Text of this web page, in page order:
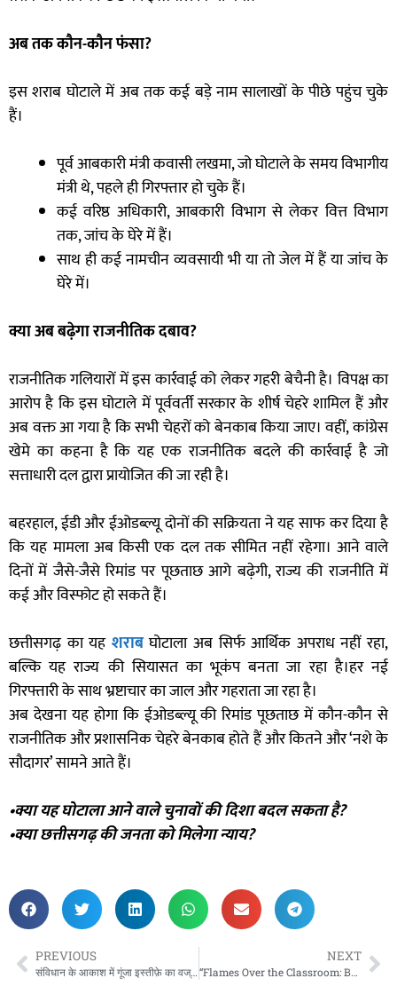
अब तक कौन-कौन फंसा?
इस शराब घोटाले में अब तक कई बड़े नाम सालाखों के पीछे पहुंच चुके
हैं।
पूर्व आबकारी मंत्री कवासी लखमा, जो घोटाले के समय विभागीय
मंत्री थे, पहले ही गिरफ्तार हो चुके हैं।
कई वरिष्ठ अधिकारी, आबकारी विभाग से लेकर वित्त विभाग
तक, जांच के घेरे में हैं।
साथ ही कई नामचीन व्यवसायी भी या तो जेल में हैं या जांच के
घेरे में।
क्या अब बढ़ेगा राजनीतिक दबाव?
राजनीतिक गलियारों में इस कार्रवाई को लेकर गहरी बेचैनी है। विपक्ष का
आरोप है कि इस घोटाले में पूर्ववर्ती सरकार के शीर्ष चेहरे शामिल हैं और
अब वक्त आ गया है कि सभी चेहरों को बेनकाब किया जाए। वहीं, कांग्रेस
खेमे का कहना है कि यह एक राजनीतिक बदले की कार्रवाई है जो
सत्ताधारी दल द्वारा प्रायोजित की जा रही है।
बहरहाल, ईडी और ईओडब्ल्यू दोनों की सक्रियता ने यह साफ कर दिया है
कि यह मामला अब किसी एक दल तक सीमित नहीं रहेगा। आने वाले
दिनों में जैसे-जैसे रिमांड पर पूछताछ आगे बढ़ेगी, राज्य की राजनीति में
कई और विस्फोट हो सकते हैं।
छत्तीसगढ़ का यह शराबघोटाला अब सिर्फ आर्थिक अपराध नहीं रहा,
बल्कि यह राज्य की सियासत का भूकंप बनता जा रहा है।हर नई
गिरफ्तारी के साथ भ्रष्टाचार का जाल और गहराता जा रहा है।
अब देखना यह होगा कि ईओडब्ल्यू की रिमांड पूछताछ में कौन-कौन से
राजनीतिक और प्रशासनिक चेहरे बेनकाब होते हैं और कितने और ‘नशे के
सौदागर’ सामने आते हैं।
•क्या यह घोटाला आने वाले चुनावों की दिशा बदल सकता है?
•क्या छत्तीसगढ़ की जनता को मिलेगा न्याय?
PREVIOUS
संविधान के आकाश में गूंजा इस्तीफ़े का वज्रपात — धनखड़ ने छोड़ा उपराष्ट्रपति पद,स्वास्थ्य कारणों का दिया हवाला!
NEXT
“Flames Over the Classroom: Bangladeshi Air Force Jet Crashes into School, 19 Dead, Nation in Mourning”